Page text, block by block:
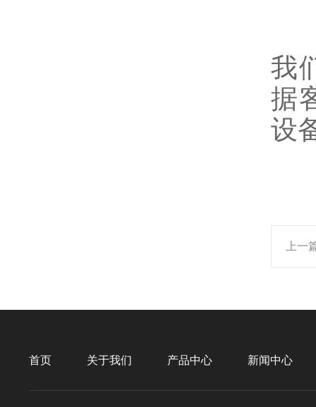
我
据
设
上一
首页 关于我们 产品中心 新闻中心